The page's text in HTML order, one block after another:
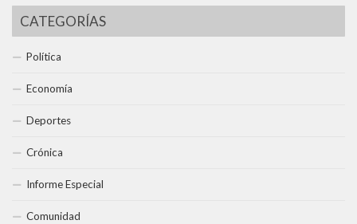
CATEGORÍAS
Política
Economía
Deportes
Crónica
Informe Especial
Comunidad